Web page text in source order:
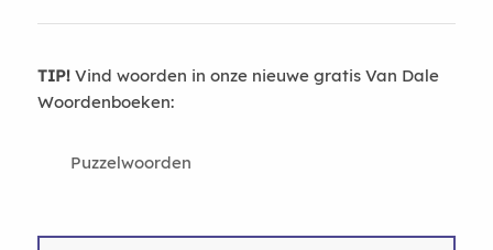
TIP!Vind woorden in onze nieuwe gratis Van Dale
Woordenboeken:
Puzzelwoorden